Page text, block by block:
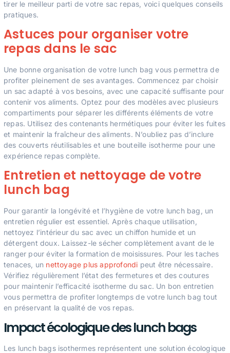
tirer le meilleur parti de votre sac repas, voici quelques conseils
pratiques.
Astuces pour organiser votre
repas dans le sac
Une bonne organisation de votre lunch bag vous permettra de
profiter pleinement de ses avantages. Commencez par choisir
un sac adapté à vos besoins, avec une capacité suffisante pour
contenir vos aliments. Optez pour des modèles avec plusieurs
compartiments pour séparer les différents éléments de votre
repas. Utilisez des contenants hermétiques pour éviter les fuites
et maintenir la fraîcheur des aliments. N’oubliez pas d’inclure
des couverts réutilisables et une bouteille isotherme pour une
expérience repas complète.
Entretien et nettoyage de votre
lunch bag
Pour garantir la longévité et l’hygiène de votre lunch bag, un
entretien régulier est essentiel. Après chaque utilisation,
nettoyez l’intérieur du sac avec un chiffon humide et un
détergent doux. Laissez-le sécher complètement avant de le
ranger pour éviter la formation de moisissures. Pour les taches
tenaces, un nettoyage plus approfondi peut être nécessaire.
Vérifiez régulièrement l’état des fermetures et des coutures
pour maintenir l’efficacité isotherme du sac. Un bon entretien
vous permettra de profiter longtemps de votre lunch bag tout
en préservant la qualité de vos repas.
Impact écologique des lunch bags
Les lunch bags isothermes représentent une solution écologique